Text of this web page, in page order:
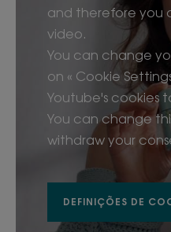
and therefore you
video.
You can change
on « Cookie
Youtube's cookies
You can change
withdraw your
DEFINIÇÕES DE